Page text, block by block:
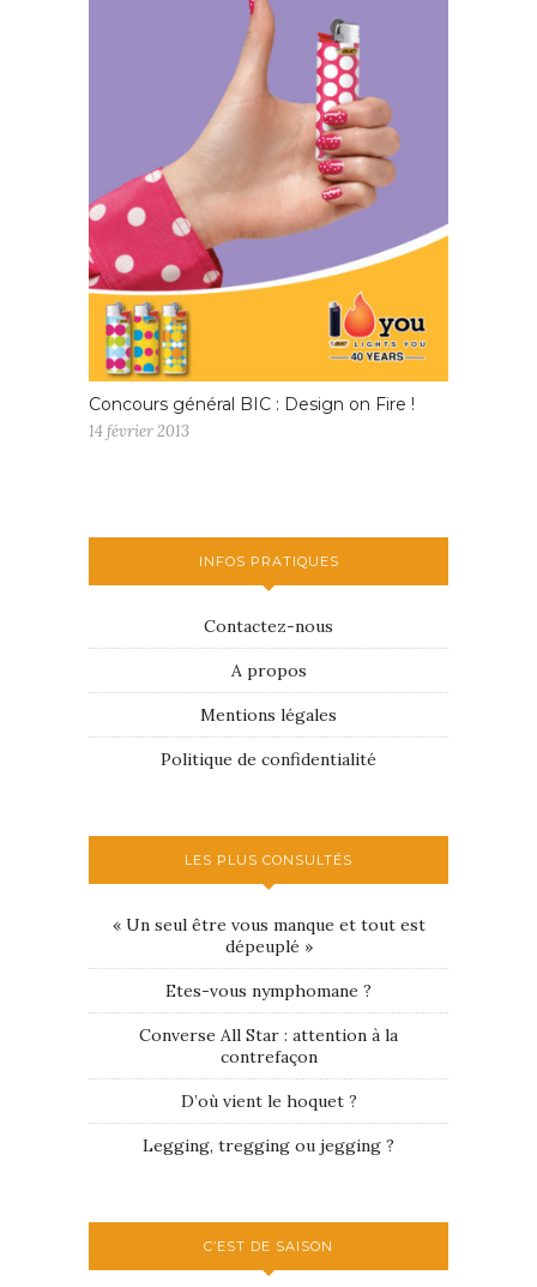
Concours général BIC : Design on Fire !
14 février 2013
INFOS PRATIQUES
Contactez-nous
A propos
Mentions légales
Politique de confidentialité
LES PLUS CONSULTÉS
« Un seul être vous manque et tout est
dépeuplé »
Etes-vous nymphomane ?
Converse All Star : attention à la
contrefaçon
D’où vient le hoquet ?
Legging, tregging ou jegging ?
C’EST DE SAISON